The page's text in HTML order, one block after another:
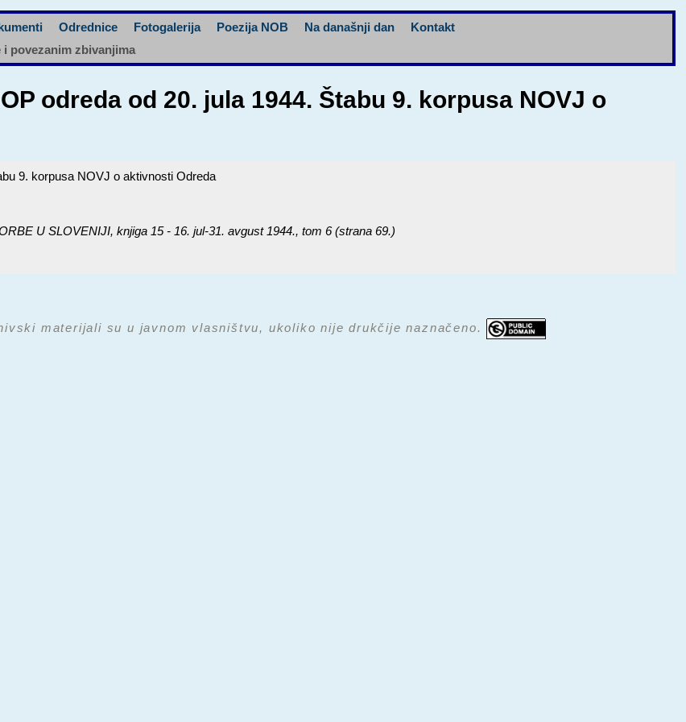
Odrednice Fotogalerija Poezija NOB Na današnji dan
Kontakt
povezanim zbivanjima
odreda od 20. jula 1944. Štabu 9. korpusa NOVJ o
9. korpusa NOVJ o aktivnosti Odreda
U SLOVENIJI, knjiga 15 - 16. jul-31. avgust 1944., tom 6 (strana 69.)
materijali su u javnom vlasništvu, ukoliko nije drukčije naznačeno.